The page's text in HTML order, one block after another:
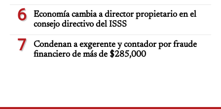
6
Economía cambia a director propietario en el
consejo directivo del ISSS
7
Condenan a exgerente y contador por fraude
financiero de más de $285,000